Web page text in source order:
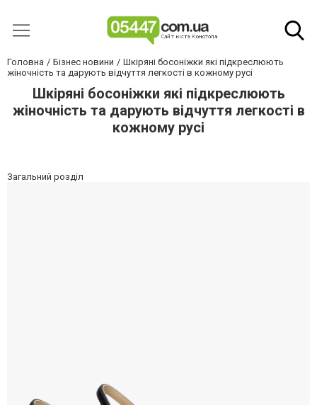
Головна Бізнес новини
Шкіряні босоніжки які підкреслюють
жіночність та дарують відчуття легкості в кожному русі
Шкіряні босоніжки які підкреслюють
жіночність та дарують відчуття легкості в
кожному русі
Загальний розділ